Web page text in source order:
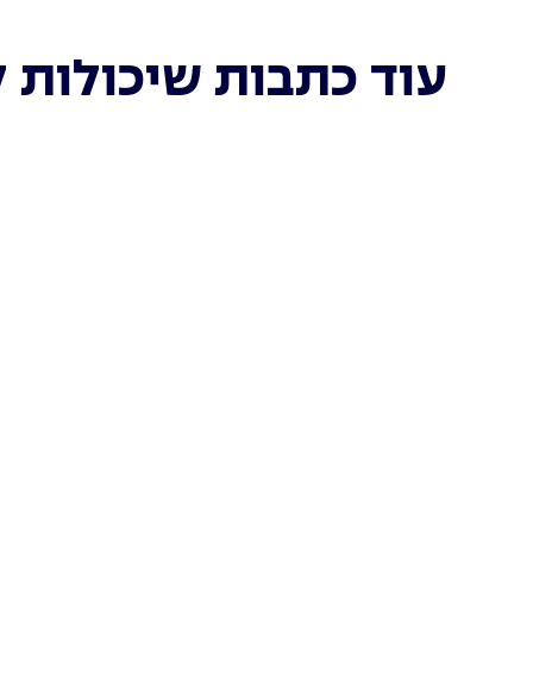
עוד כתבות שיכולות